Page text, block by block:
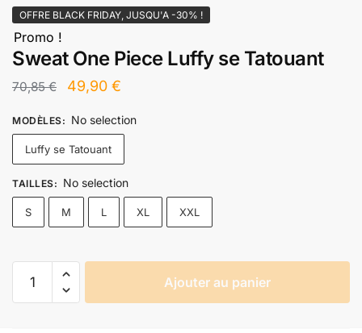
OFFRE BLACK FRIDAY, JUSQU'A -30% !
Promo !
Sweat One Piece Luffy se Tatouant
70,85€
Le
initial
était :
70,85 €.
49,90 €
actuel
49,90 €.
MODÈLES: No selection
Luffy se Tatouant
TAILLES: No selection
S M L XL XXL
Ajouter au panier